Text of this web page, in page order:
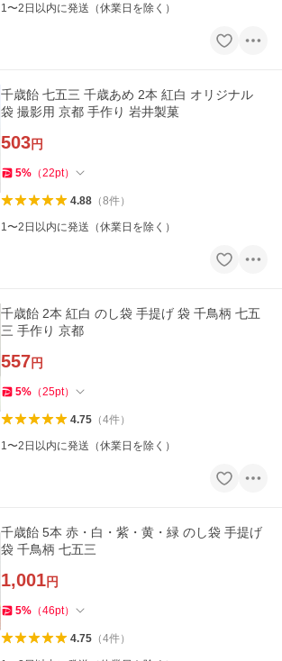
1〜2日以内に発送（休業日を除く）
千歳飴 七五三 千歳あめ 2本 紅白 オリジナル
袋 撮影用 京都 手作り 岩井製菓
503円
5% （22pt）
4.88（8件）
1〜2日以内に発送（休業日を除く）
千歳飴 2本 紅白 のし袋 手提げ 袋 千鳥柄 七五
三 手作り 京都
557円
5% （25pt）
4.75（4件）
1〜2日以内に発送（休業日を除く）
千歳飴 5本 赤・白・紫・黄・緑 のし袋 手提げ
袋 千鳥柄 七五三
1,001円
5% （46pt）
4.75（4件）